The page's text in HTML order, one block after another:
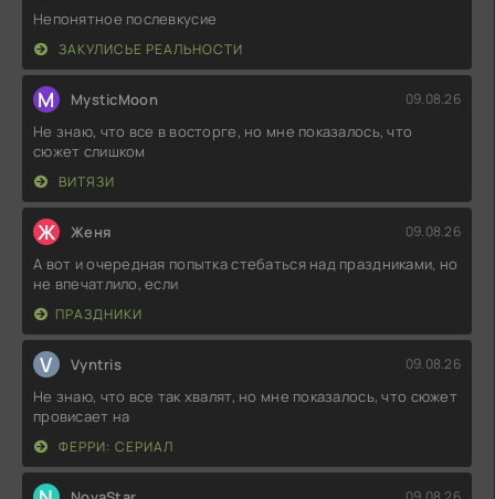
Непонятное послевкусие
ЗАКУЛИСЬЕ РЕАЛЬНОСТИ
M MysticMoon 09.08.26
Не знаю, что все в восторге, но мне показалось, что
сюжет слишком
ВИТЯЗИ
Ж Женя 09.08.26
А вот и очередная попытка стебаться над праздниками, но
не впечатлило, если
ПРАЗДНИКИ
V Vyntris 09.08.26
Не знаю, что все так хвалят, но мне показалось, что сюжет
провисает на
ФЕРРИ: СЕРИАЛ